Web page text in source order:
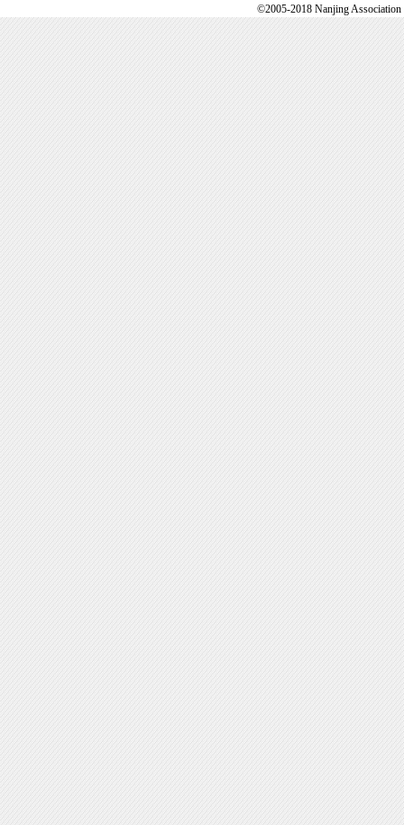
©2005-2018 Nanjing